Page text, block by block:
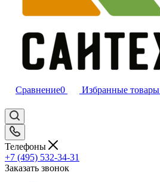
Сравнение0 Избранные товары
Телефоны
+7 (495) 532‑34‑31
Заказать звонок